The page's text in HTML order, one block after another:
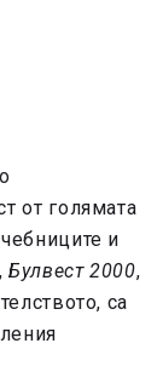
от голямата
и
,Булвест 2000,
са